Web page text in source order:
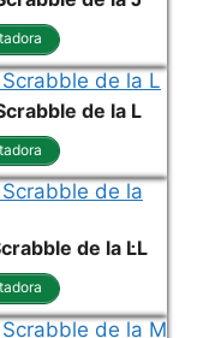
de la L
de la L·L